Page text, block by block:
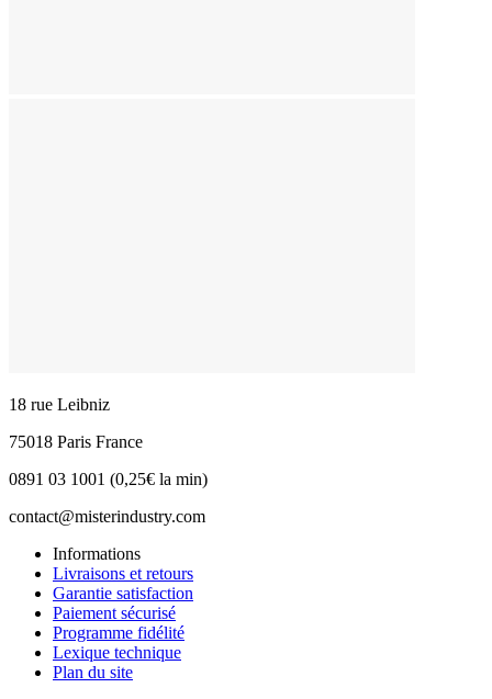
18 rue Leibniz
75018 Paris France
0891 03 1001 (0,25€ la min)
contact@misterindustry.com
Informations
Livraisons et retours
Garantie satisfaction
Paiement sécurisé
Programme fidélité
Lexique technique
Plan du site